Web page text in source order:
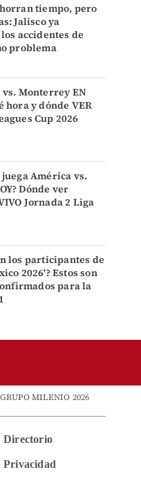
tiempo, pero
Jalisco ya
accidentes de
problema
Monterrey EN
hora y dónde VER
Cup 2026
América vs.
Dónde ver
Jornada 2 Liga
los participantes de
2026'? Estos son
para la
MILENIO 2026
Directorio
Privacidad